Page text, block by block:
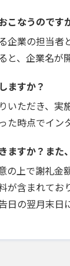
こなうのです
業の担当者
、企業名が
ますか？
ただき、実
時点でイン
ますか？また
上で謝礼金
が含まれてお
の翌月末日